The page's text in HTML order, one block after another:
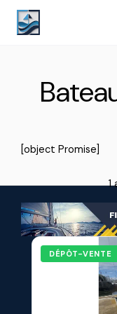
[object Promise]
1
DÉPÔT-VENTE